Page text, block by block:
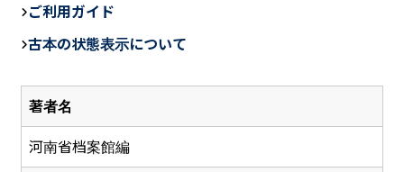
著者名
河南省档案館編
e
b
o
o
ご利用ガイド
古本の状態表示について